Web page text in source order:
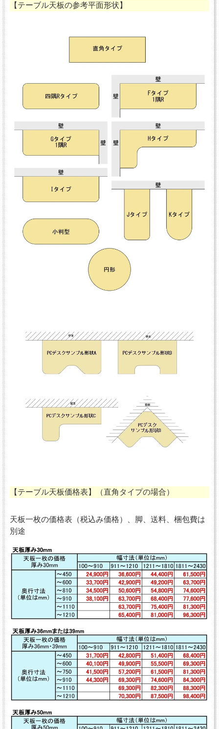
【テーブル天板の参考平面形状】
【テーブル天板価格表】（直角タイプの場合）
天板一枚の価格表（税込み価格）、脚、送料、梱包費は
別途